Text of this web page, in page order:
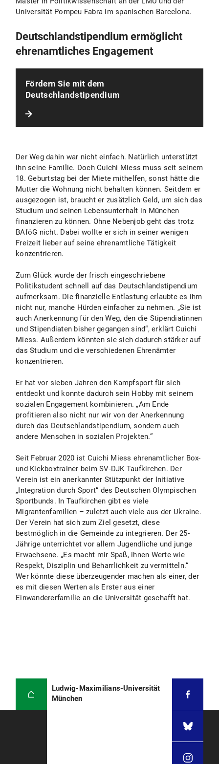
Universität Pompeu Fabra im spanischen Barcelona.
Deutschlandstipendium ermöglicht
ehrenamtliches Engagement
Fördern Sie mit dem
Deutschlandstipendium
Der Weg dahin war nicht einfach. Natürlich unterstützt
ihn seine Familie. Doch Cuichi Miess muss seit seinem
18. Geburtstag bei der Miete mithelfen, sonst hätte die
Mutter die Wohnung nicht behalten können. Seitdem er
ausgezogen ist, braucht er zusätzlich Geld, um sich das
Studium und seinen Lebensunterhalt in München
finanzieren zu können. Ohne Nebenjob geht das trotz
BAföG nicht. Dabei wollte er sich in seiner wenigen
Freizeit lieber auf seine ehrenamtliche Tätigkeit
konzentrieren.
Zum Glück wurde der frisch eingeschriebene
Politikstudent schnell auf das Deutschlandstipendium
aufmerksam. Die finanzielle Entlastung erlaubte es ihm
nicht nur, manche Hürden einfacher zu nehmen. „Sie ist
auch Anerkennung für den Weg, den die Stipendiatinnen
und Stipendiaten bisher gegangen sind“, erklärt Cuichi
Miess. Außerdem könnten sie sich dadurch stärker auf
das Studium und die verschiedenen Ehrenämter
konzentrieren.
Er hat vor sieben Jahren den Kampfsport für sich
entdeckt und konnte dadurch sein Hobby mit seinem
sozialen Engagement kombinieren. „Am Ende
profitieren also nicht nur wir von der Anerkennung
durch das Deutschlandstipendium, sondern auch
andere Menschen in sozialen Projekten.“
Seit Februar 2020 ist Cuichi Miess ehrenamtlicher Box-
und Kickboxtrainer beim SV-DJK Taufkirchen. Der
Verein ist ein anerkannter Stützpunkt der Initiative
„Integration durch Sport“ des Deutschen Olympischen
Sportbunds. In Taufkirchen gibt es viele
Migrantenfamilien – zuletzt auch viele aus der Ukraine.
Der Verein hat sich zum Ziel gesetzt, diese
bestmöglich in die Gemeinde zu integrieren. Der 25-
Jährige unterrichtet vor allem Jugendliche und junge
Erwachsene. „Es macht mir Spaß, ihnen Werte wie
Respekt, Disziplin und Beharrlichkeit zu vermitteln.“
Wer könnte diese überzeugender machen als einer, der
es mit diesen Werten als Erster aus einer
Einwandererfamilie an die Universität geschafft hat.
Ludwig-Maximilians-Universität
München